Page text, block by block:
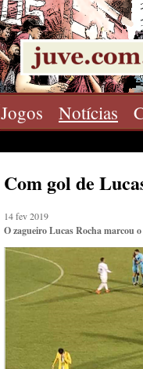
Jogos Notícias
Com gol de
14 fev 2019
O zagueiro Lucas Rocha marcou